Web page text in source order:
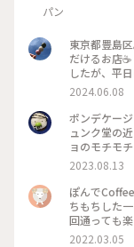
パン
東京都豊島
だけるお店
したが、平
せました✨
ーズンとホ
で、また違
ェ #ひとり
2024.06.08
ポンデケー
ュンク堂の
ョのモチモ
んあって迷
ズ、シナモ
さんが並ん
もあってか
でいるポン
2023.08.13
ぽんで
ちもちした
回通っても
す。 #池袋 #
2022.03.05